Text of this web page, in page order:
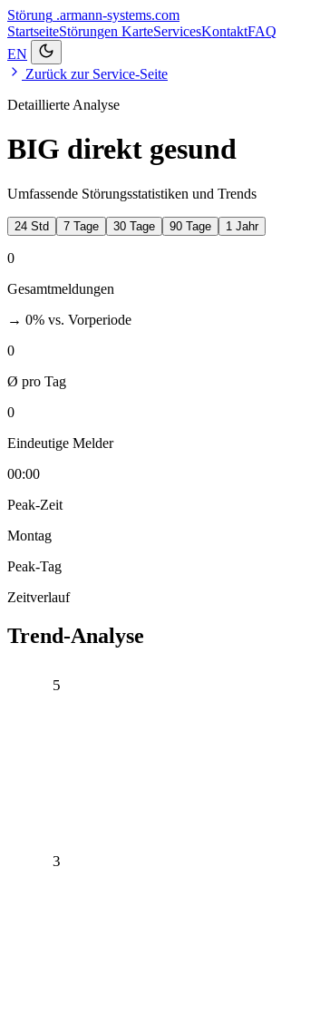
Störung .armann-systems.com
StartseiteStörungen KarteServicesKontaktFAQ
EN
Zurück zur Service-Seite
Detaillierte Analyse
BIG direkt gesund
Umfassende Störungsstatistiken und Trends
24 Std 7 Tage 30 Tage 90 Tage 1 Jahr
0
Gesamtmeldungen
→ 0% vs. Vorperiode
0
Ø pro Tag
0
Eindeutige Melder
00:00
Peak-Zeit
Montag
Peak-Tag
Zeitverlauf
Trend-Analyse
3
5